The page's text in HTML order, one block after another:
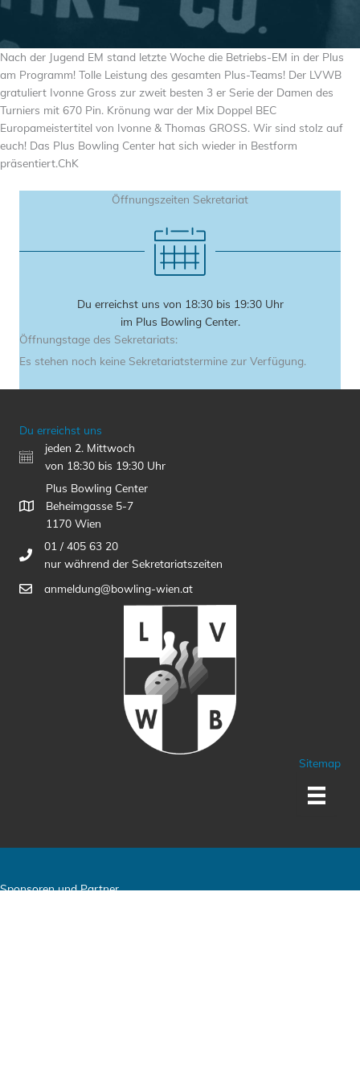
Nach der Jugend EM stand letzte Woche die Betriebs-EM in der Plus
am Programm! Tolle Leistung des gesamten Plus-Teams! Der LVWB
gratuliert Ivonne Gross zur zweit besten 3 er Serie der Damen des
Turniers mit 670 Pin. Krönung war der Mix Doppel BEC
Europameistertitel von Ivonne & Thomas GROSS. Wir sind stolz auf
euch! Das Plus Bowling Center hat sich wieder in Bestform
präsentiert.ChK
Öffnungszeiten Sekretariat
Du erreichst uns von 18:30 bis 19:30 Uhr
im Plus Bowling Center.
Öffnungstage des Sekretariats:
Es stehen noch keine Sekretariatstermine zur Verfügung.
Du erreichst uns
jeden 2. Mittwoch
von 18:30 bis 19:30 Uhr
Plus Bowling Center
Beheimgasse 5-7
1170 Wien
01 / 405 63 20
nur während der Sekretariatszeiten
anmeldung@bowling-wien.at
Sitemap
Sponsoren und Partner